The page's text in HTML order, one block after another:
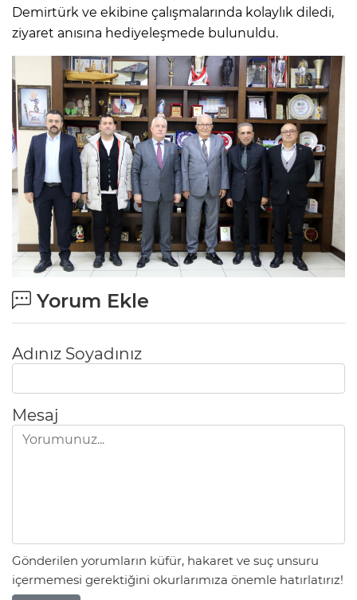
Demirtürk ve ekibine çalışmalarında kolaylık diledi,
ziyaret anısına hediyeleşmede bulunuldu.
Yorum Ekle
Adınız Soyadınız
Mesaj
Gönderilen yorumların küfür, hakaret ve suç unsuru
içermemesi gerektiğini okurlarımıza önemle hatırlatırız!